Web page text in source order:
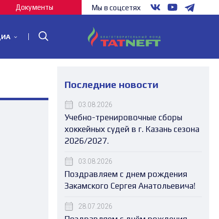
Документы Мы в соцсетях
Последние новости
03.08.2026
Учебно-тренировочные сборы
хоккейных судей в г. Казань сезона
2026/2027.
03.08.2026
Поздравляем с днем рождения
Закамского Сергея Анатольевича!
28.07.2026